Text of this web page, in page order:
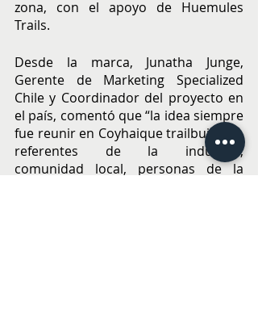
zona, con el apoyo de Huemules
Trails.
Desde la marca, Junatha Junge,
Gerente de Marketing Specialized
Chile y Coordinador del proyecto en
el país, comentó que “la idea siempre
fue reunir en Coyhaique trailbuilders,
referentes de la industria,
comunidad local, personas de la